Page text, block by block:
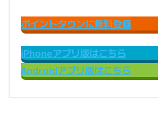
ポイントタウンに無料登録
iPhoneアプリ版はこちら
Androidアプリ版はこちら